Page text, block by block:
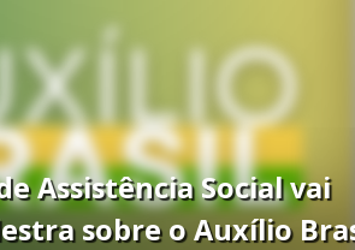
Assistência Social vai
sobre o Auxílio